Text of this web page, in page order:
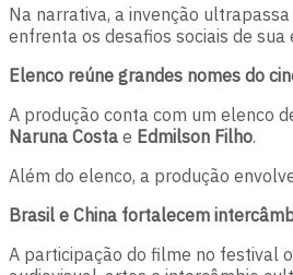
Na narrativa, a invenção
enfrenta os desafios sociais de
Elenco reúne grandes nomes do
A produção conta com um elenco
Naruna Costa e Edmilson Filho.
Além do elenco, a produção
Brasil e China fortalecem
A participação do filme no festival